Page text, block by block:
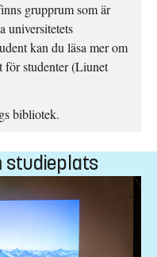
grupprum som är
universitetets
kan du läsa mer om
för studenter (Liunet
bibliotek.
studieplats